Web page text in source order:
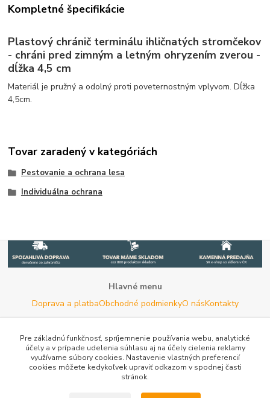
Kompletné špecifikácie
Plastový chránič terminálu ihličnatých stromčekov
- chráni pred zimným a letným ohryzením zverou -
dĺžka 4,5 cm
Materiál je pružný a odolný proti poveternostným vplyvom. Dĺžka
4,5cm.
Tovar zaradený v kategóriách
Pestovanie a ochrana lesa
Individuálna ochrana
Hlavné menu
Doprava a platbaObchodné podmienkyO násKontakty
Potrebujete poradiť s výberom?
Neváhajte nás kontaktovať.
Tel:+420 722 744 267- Po - Pia (8 - 16 hod)
Email: info@woodman.sk- kedykoľvek
Užitočné informácie
Pre základnú funkčnosť, spríjemnenie používania webu, analytické
účely a v prípade udelenia súhlasu aj na účely cielenia reklamy
využívame súbory cookies. Nastavenie vlastných preferencií
cookies môžete kedykoľvek upraviť odkazom v spodnej časti
stránok.